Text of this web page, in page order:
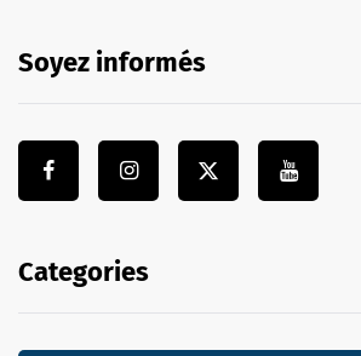
Soyez informés
Categories